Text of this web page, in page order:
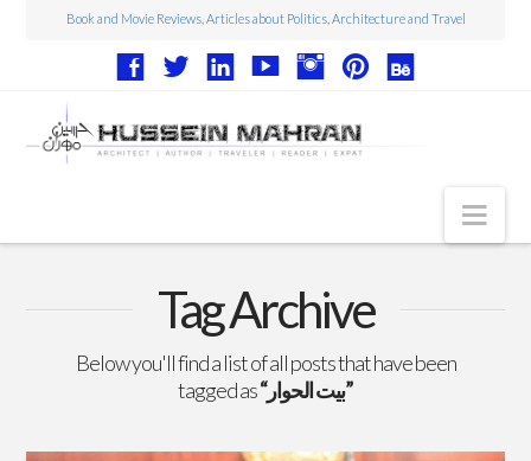
Book and Movie Reviews, Articles about Politics, Architecture and Travel
Movie Reviews
Tag Archive
Below you'll find a list of all posts that have been
tagged as
“بيت الحوار”